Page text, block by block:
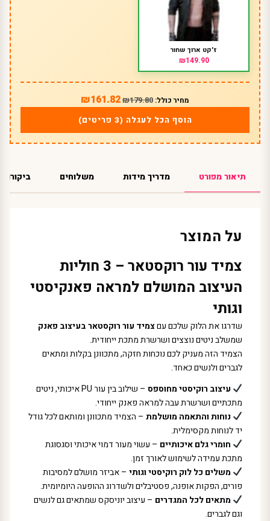
ז'קט ארוך שחור
₪149.90
מחיר כולל: ₪179.80
₪161.82
הוסף הכל לעגלה (3 פריטים)
תיאור מפורט מדריך מידות משלוחים ביקורות
על המוצר
צמיד עור רוקסטאר – 3 חוליות
העיצוב המושלם למראה פאנקיסטי
וגותי
שדרגו את הלוק שלכם עםצמיד עור רוקסטאר בעיצוב פאנק
שמשלב ניטים נוצצים ושרשרת מתכת ייחודית.
הצמיד הזה מעניק לכם נוכחות חזקה, מתכוונן בקלות ומתאים
לגברים ולנשים כאחד.
עיצוב רוקיסטי מחוספס
– שילוב בין עור PU איכותי, ניטים
מתכתיים ושרשרת עבה למראה פאנק ייחודי.
נוחות והתאמה מושלמת– הצמיד מתכוונן ומותאם לכל גודל
יד לנוחות מקסימלית.
חומרי גלם איכותיים – עשוי מעור דמוי איכותי וסגסוגת
מתכת עמידה לשימוש לאורך זמן.
משלים כל לוק רוקיסטי וגותי– אביזר מושלם למסיבות
פורים, הפקות אופנה, פסטיבלים ולשדרוג ההופעה היומיומית.
מתאים לכל המגדרים – עיצוב יוניסקס שמתאים גם לנשים
וגם לגברים.